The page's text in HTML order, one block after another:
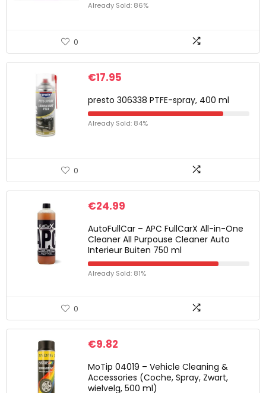
Already Sold: 86%
0
€17.95
presto 306338 PTFE-spray, 400 ml
Already Sold: 84%
0
€24.99
AutoFullCar – APC FullCarX All-in-One
Cleaner All Purpouse Cleaner Auto
Interieur Buiten 750 ml
Already Sold: 81%
0
€9.82
MoTip 04019 – Vehicle Cleaning &
Accessories (Coche, Spray, Zwart,
wielvelg, 500 ml)